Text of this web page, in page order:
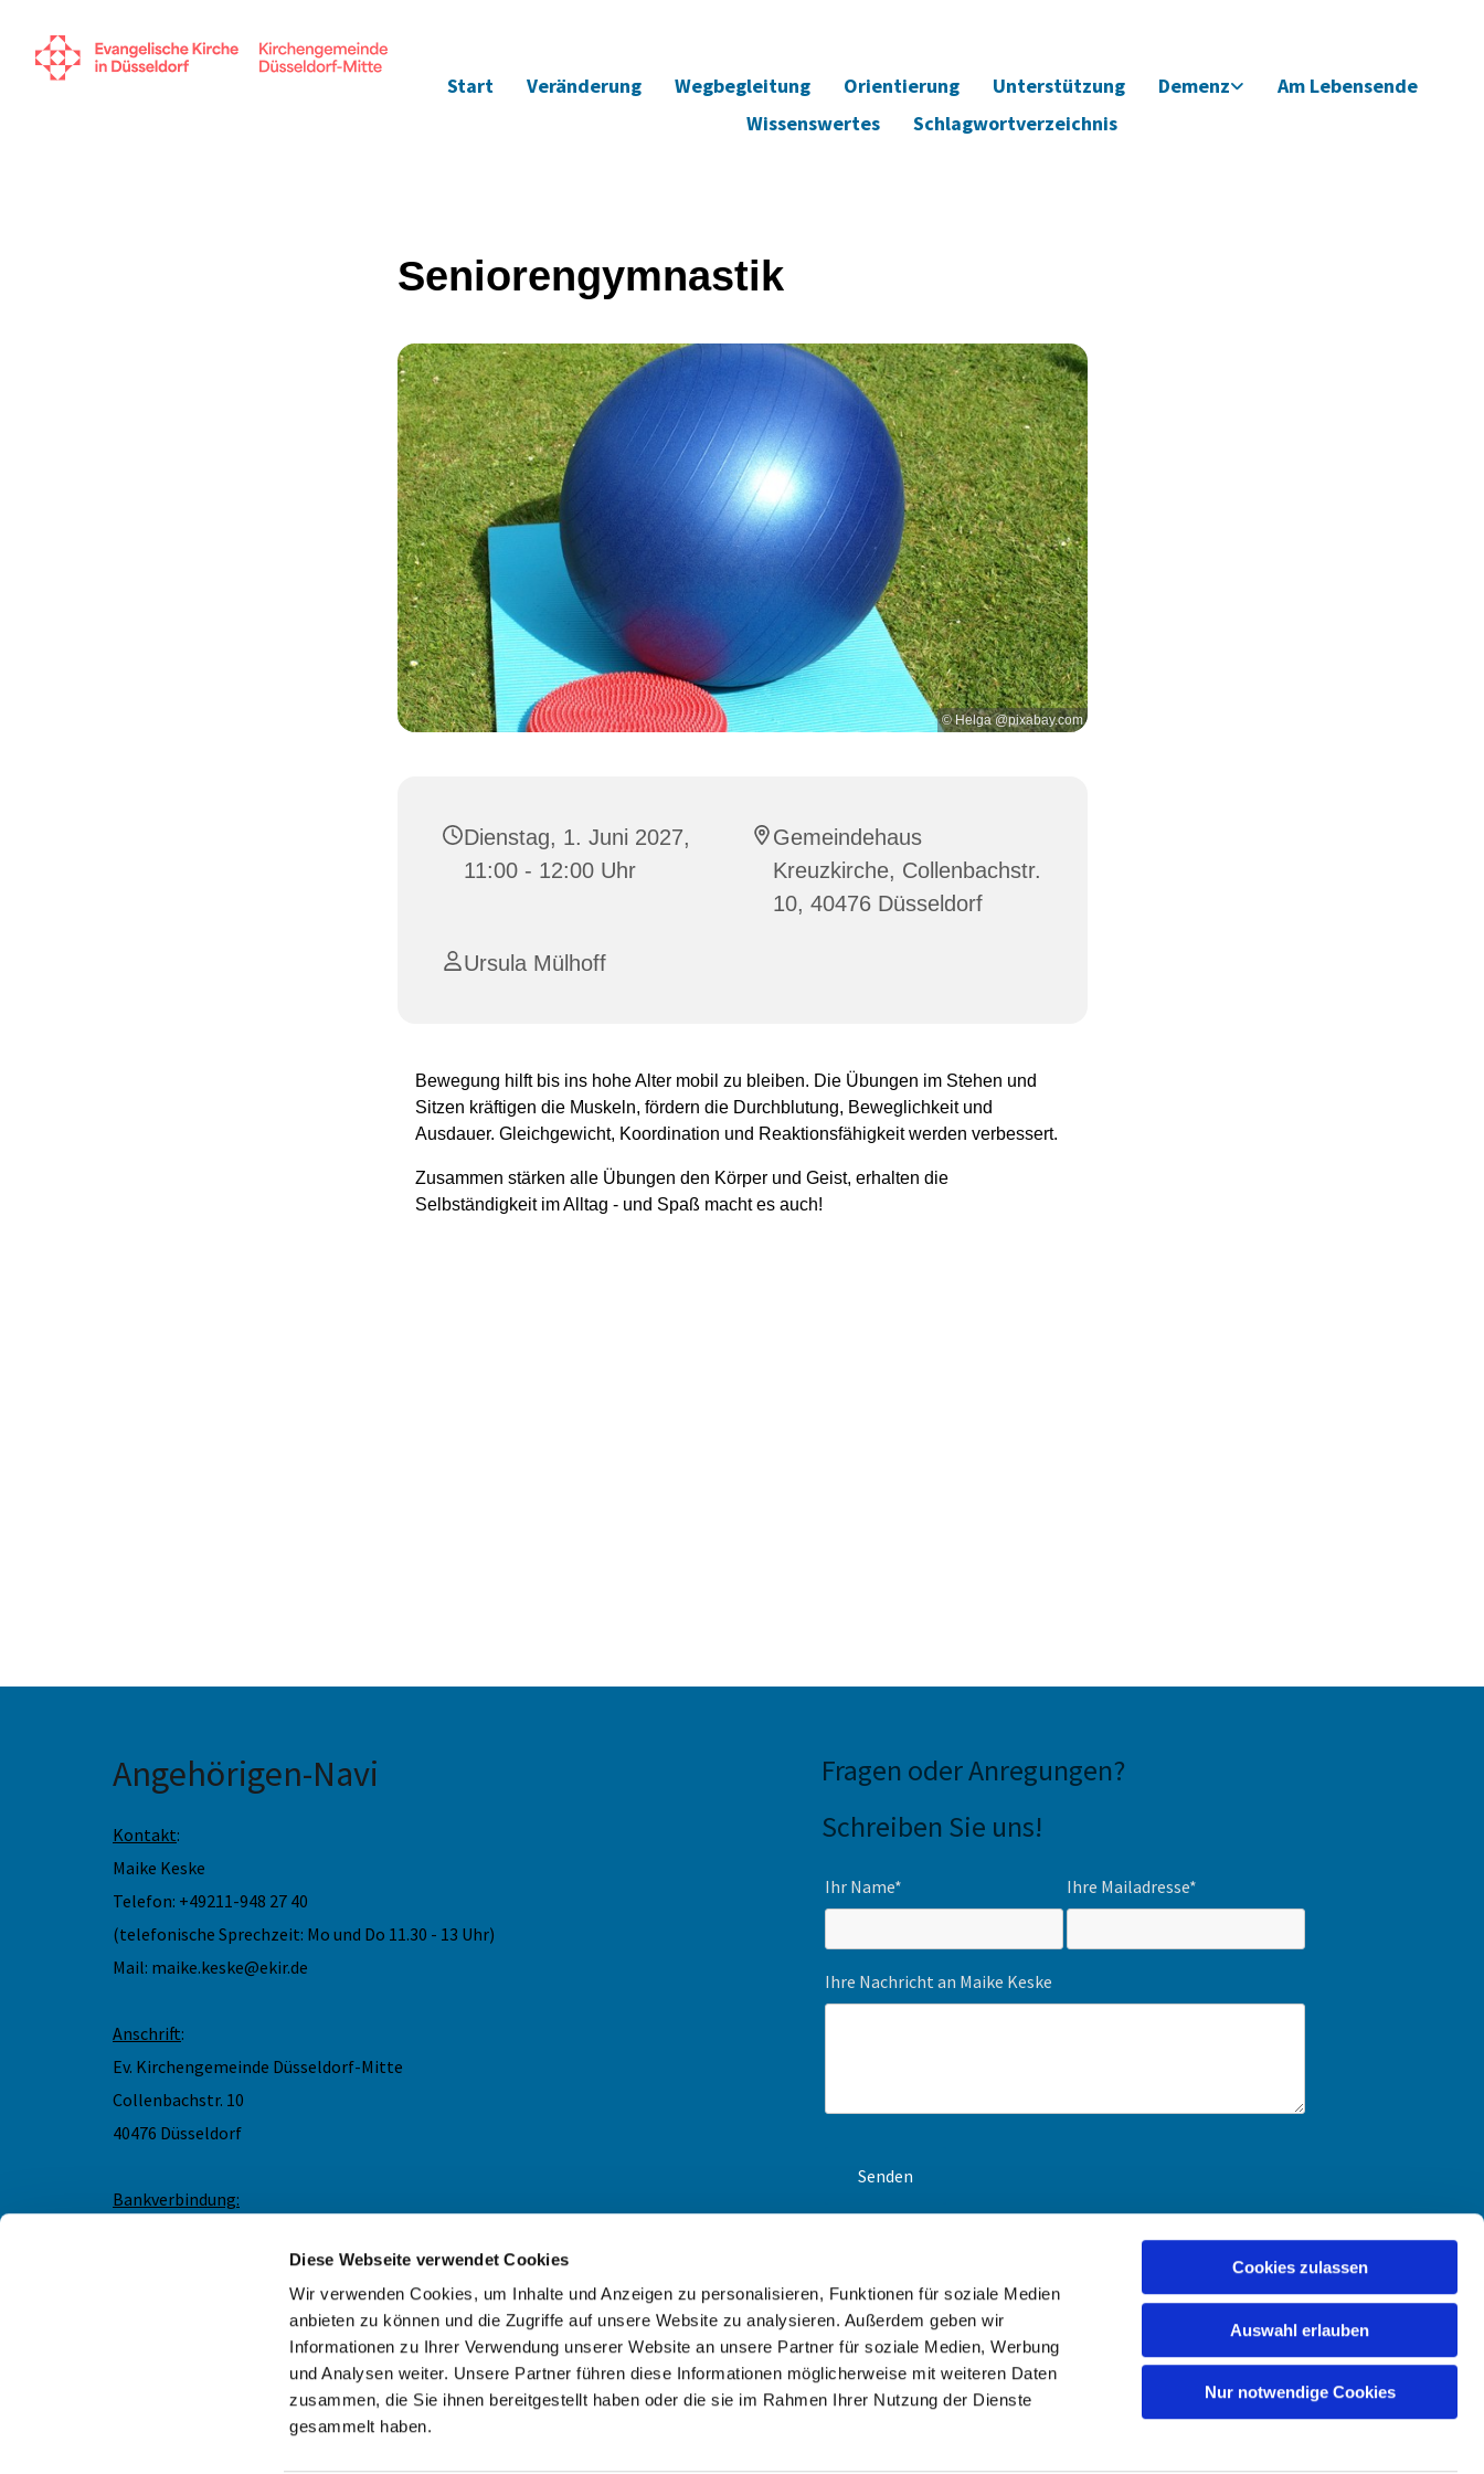
Diese Webseite verwendet Cookies
Wir verwenden Cookies, um Inhalte und Anzeigen zu personalisieren, Funktionen für soziale Medien
anbieten zu können und die Zugriffe auf unsere Website zu analysieren. Außerdem geben wir
Informationen zu Ihrer Verwendung unserer Website an unsere Partner für soziale Medien, Werbung
und Analysen weiter. Unsere Partner führen diese Informationen möglicherweise mit weiteren Daten
zusammen, die Sie ihnen bereitgestellt haben oder die sie im Rahmen Ihrer Nutzung der Dienste
gesammelt haben.
Cookies zulassen
Auswahl erlauben
Nur notwendige Cookies
Start Veränderung Wegbegleitung Orientierung Unterstützung Demenz
Am Lebensende
Wissenswertes
Schlagwortverzeichnis
Seniorengymnastik
© Helga @pixabay.com
Dienstag, 1. Juni 2027,
11:00 - 12:00 Uhr
Gemeindehaus
Kreuzkirche, Collenbachstr.
10, 40476 Düsseldorf
Ursula Mülhoff
Bewegung hilft bis ins hohe Alter mobil zu bleiben. Die Übungen im Stehen und
Sitzen kräftigen die Muskeln, fördern die Durchblutung, Beweglichkeit und
Ausdauer. Gleichgewicht, Koordination und Reaktionsfähigkeit werden verbessert.
Zusammen stärken alle Übungen den Körper und Geist, erhalten die
Selbständigkeit im Alltag - und Spaß macht es auch!
Angehörigen-Navi
Kontakt:
Maike Keske
Telefon: +49211-948 27 40
(telefonische Sprechzeit: Mo und Do 11.30 - 13 Uhr)
Mail: maike.keske@ekir.de
Anschrift:
Ev. Kirchengemeinde Düsseldorf-Mitte
Collenbachstr. 10
40476 Düsseldorf
Bankverbindung:
Wir freuen uns über eine Spende für das Angehörigen-Navi und unsere
Demenzarbeit. Bitte geben Sie den Verwendungszweck an. Wir erstellen Ihnen
gerne eine Spendenbescheinigung. Vielen Dank!
Fragen oder Anregungen?
Schreiben Sie uns!
Ihr Name* Ihre Mailadresse*
Ihre Nachricht an Maike Keske